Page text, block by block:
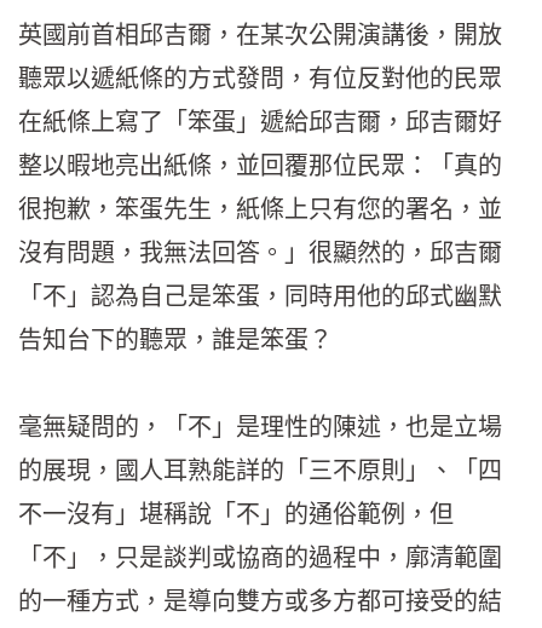
英國前首相邱吉爾，在某次公開演講後，開放
聽眾以遞紙條的方式發問，有位反對他的民眾
在紙條上寫了「笨蛋」遞給邱吉爾，邱吉爾好
整以暇地亮出紙條，並回覆那位民眾：「真的
很抱歉，笨蛋先生，紙條上只有您的署名，並
沒有問題，我無法回答。」很顯然的，邱吉爾
「不」認為自己是笨蛋，同時用他的邱式幽默
告知台下的聽眾，誰是笨蛋？
毫無疑問的，「不」是理性的陳述，也是立場
的展現，國人耳熟能詳的「三不原則」、「四
不一沒有」堪稱說「不」的通俗範例，但
「不」，只是談判或協商的過程中，廓清範圍
的一種方式，是導向雙方或多方都可接受的結